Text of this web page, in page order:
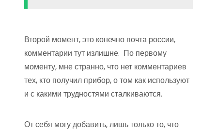
Второй момент, это конечно почта россии,
комментарии тут излишне. По первому
моменту, мне странно, что нет комментариев
тех, кто получил прибор, о том как используют
и с какими трудностями сталкиваются.
От себя могу добавить, лишь только то, что